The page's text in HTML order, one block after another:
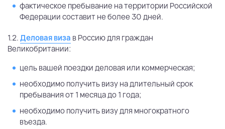
фактическое пребывание на территории Российской
Федерации составит не более 30 дней.
1.2.Деловая виза в Россию для граждан
Великобритании:
цель вашей поездки деловая или коммерческая;
необходимо получить визу на длительный срок
пребывания от 1 месяца до 1 года;
необходимо получить визу для многократного
въезда.